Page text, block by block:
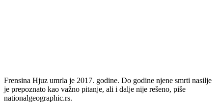
Frensina Hjuz umrla je 2017. godine. Do godine njene smrti nasilje
je prepoznato kao važno pitanje, ali i dalje nije rešeno, piše
nationalgeographic.rs.